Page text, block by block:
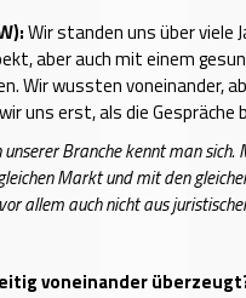
Wir standen uns über viele
aber auch mit einem
Wir wussten voneinander,
uns erst, als die Gespräche
Branche kennt man sich.
Markt und mit den
allem auch nicht aus
voneinander